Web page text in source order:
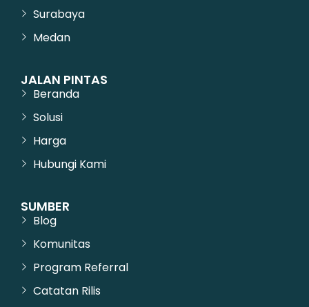
Surabaya
Medan
JALAN PINTAS
Beranda
Solusi
Harga
Hubungi Kami
SUMBER
Blog
Komunitas
Program Referral
Catatan Rilis